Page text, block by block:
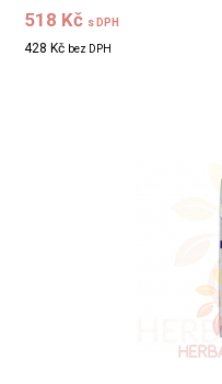
518 Kč s DPH
428 Kč bez DPH